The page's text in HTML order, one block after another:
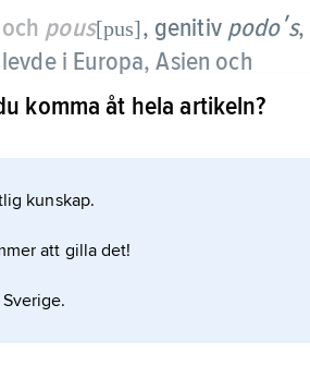
pous[pus], genitiv podoʹs,
i Europa, Asien och
år sedan.
benhorn i bredd på skallens
i sumpiga
komma åt hela artikeln?
kunskap.
att gilla det!